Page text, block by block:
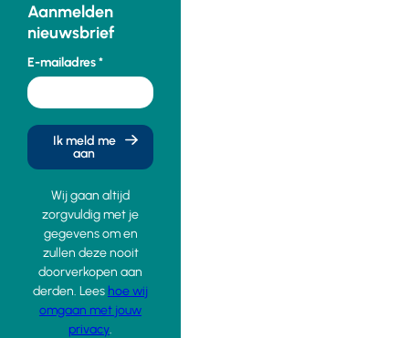
Aanmelden
nieuwsbrief
E-mailadres
Ik meld me
aan
Wij gaan altijd
zorgvuldig met je
gegevens om en
zullen deze nooit
doorverkopen aan
derden. Lees hoe wij
omgaan met jouw
privacy.